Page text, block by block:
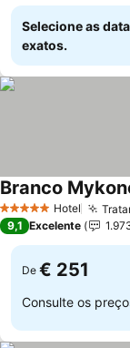
Selecione as
exatos.
5 Estrelas Hotel
Branco
9,1 Excelente
De € 251
Consulte os